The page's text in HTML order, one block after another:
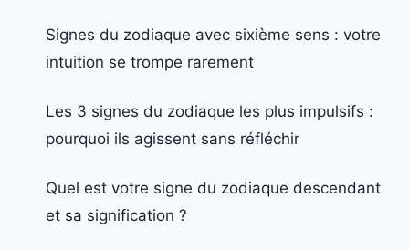
Signes du zodiaque avec sixième sens : votre
intuition se trompe rarement
Les 3 signes du zodiaque les plus impulsifs :
pourquoi ils agissent sans réfléchir
Quel est votre signe du zodiaque descendant
et sa signification ?